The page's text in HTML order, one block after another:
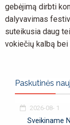
gebėjimą dirbti
dalyvavimas
suteikusia daug
vokiečių kalbą bei
Paskutinės
2026-08- 1
Sveikiname